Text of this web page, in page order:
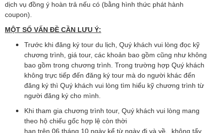
dịch vụ đồng ý hoàn trả nếu có (bằng hình thức phát hành
coupon).
MỘT SỐ VẤN ĐỀ CẦN LƯU Ý:
Trước khi đăng ký tour du lịch, Quý khách vui lòng đọc kỹ
chương trình, giá tour, các khoản bao gồm cũng như không
bao gồm trong chương trình. Trong trường hợp Quý khách
không trực tiếp đến đăng ký tour mà do người khác đến
đăng ký thì Quý khách vui lòng tìm hiểu kỹ chương trình từ
người đăng ký cho mình.
Khi tham gia chương trình tour, Quý khách vui lòng mang
theo hộ chiếu gốc hợp lệ còn thời
hạn trên 06 tháng 10 ngày kể từ ngày đi và về, không tẩy